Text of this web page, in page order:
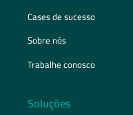
Cases de sucesso
Sobre nós
Trabalhe conosco
Soluções